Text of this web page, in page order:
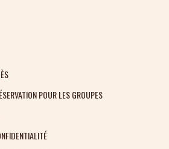
POUR LES GROUPES